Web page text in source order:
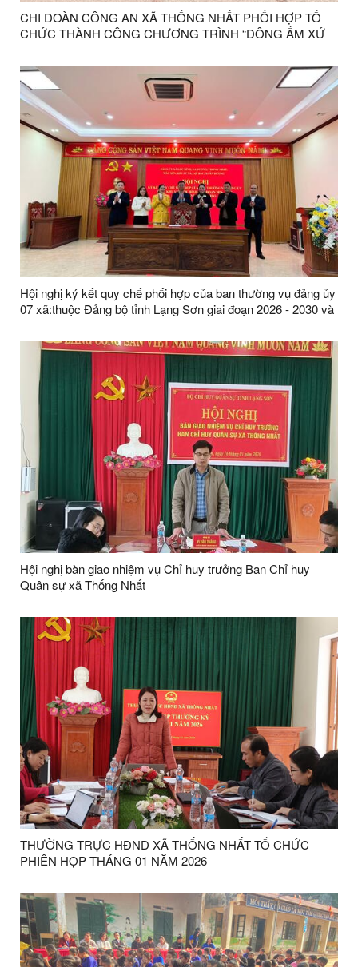
CHI ĐOÀN CÔNG AN XÃ THỐNG NHẤT PHỐI HỢP TỔ
CHỨC THÀNH CÔNG CHƯƠNG TRÌNH “ĐÔNG ẤM XỨ
Hội nghị ký kết quy chế phối hợp của ban thường vụ đảng ủy
07 xã:thuộc Đảng bộ tỉnh Lạng Sơn giai đoạn 2026 - 2030 và
Hội nghị bàn giao nhiệm vụ Chỉ huy trưởng Ban Chỉ huy
Quân sự xã Thống Nhất
THƯỜNG TRỰC HĐND XÃ THỐNG NHẤT TỔ CHỨC
PHIÊN HỌP THÁNG 01 NĂM 2026